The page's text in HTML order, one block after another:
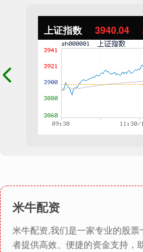
上证指数 3940.04
米牛配资
米牛配资,我们是一家专业的股
者提供高效、便捷的资金支持，